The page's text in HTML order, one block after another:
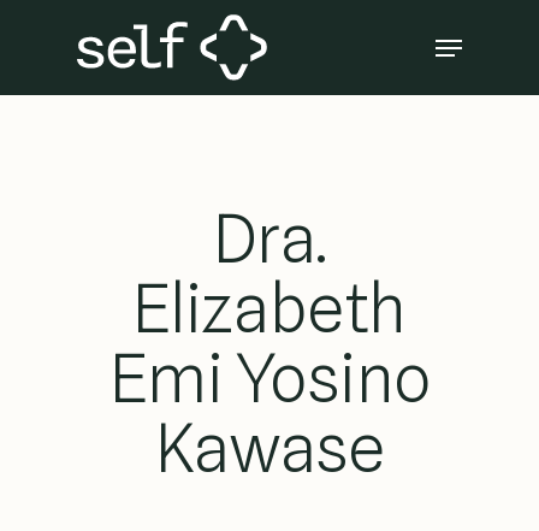
Menu
Dra.
Elizabeth
Emi Yosino
Kawase